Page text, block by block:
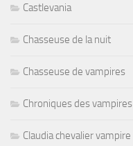
Castlevania
Chasseuse de la nuit
Chasseuse de vampires
Chroniques des vampires
Claudia chevalier vampire